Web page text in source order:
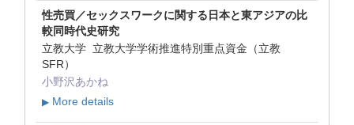
性売買／セックスワークに関する日本と東アジアの比
較同時代史研究
立教大学 立教大学学術推進特別重点資金（立教
SFR）
小野沢あかね
▶ More details